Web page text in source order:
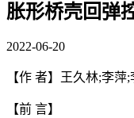
胀形桥壳回弹
2022-06-20
【作 者】王久林;李萍
【前 言】